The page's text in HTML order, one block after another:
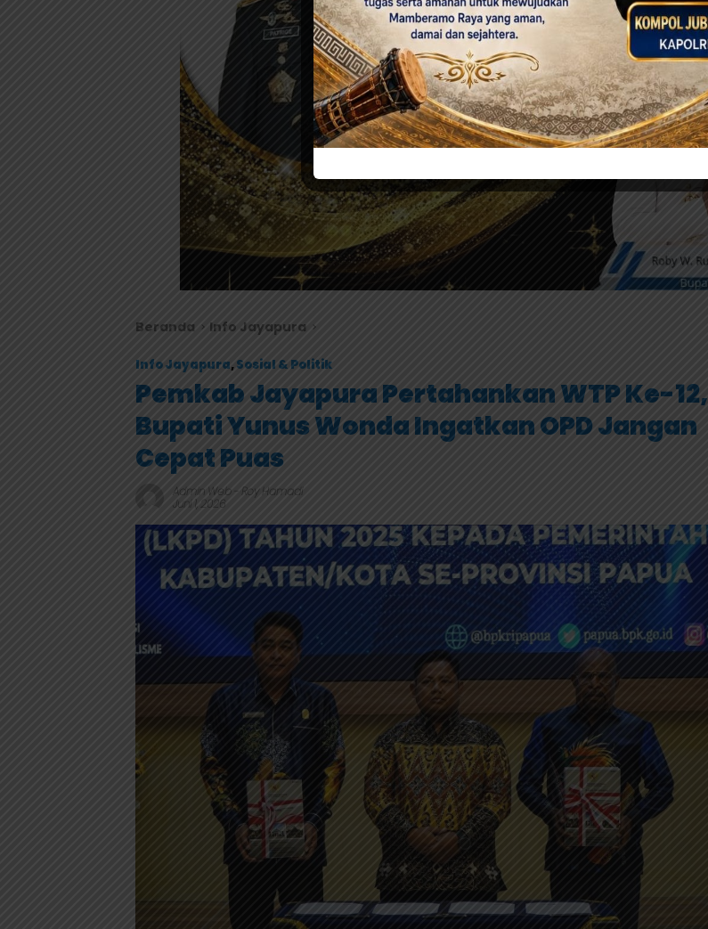
Beranda Info Jayapura
Info Jayapura,Sosial & Politik
Pemkab Jayapura Pertahankan WTP Ke-12,
Bupati Yunus Wonda Ingatkan OPD Jangan
Cepat Puas
Admin Web- Roy Hamadi
Juni 1, 2026